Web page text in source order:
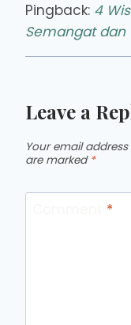
Pingback: 4
Semangat dan
Leave a
Your email
are marked *
*